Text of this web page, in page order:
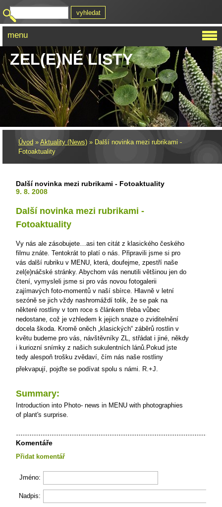
ZEL(E)NÉ LISTY
Úvod » Aktuality (News) » Další novinka mezi rubrikami -
Fotoaktuality
Další novinka mezi rubrikami - Fotoaktuality
9. 8. 2008
Další novinka mezi rubrikami -
Fotoaktuality
Vy nás ale zásobujete…asi ten citát z klasického českého
filmu znáte. Tentokrát to platí o nás. Připravili jsme si pro
vás další rubriku v MENU, která, doufejme, zpestří naše
zel(e)náčské stránky. Abychom vás nenutili většinou jen do
čtení, vymysleli jsme si pro vás novou fotogalerii
zajímavých foto-momentů v naší sbírce. Hlavně v letní
sezóně se jich vždy nashromáždí tolik, že se pak na
některé rostliny v tom roce s článkem třeba vůbec
nedostane, což je vzhledem k jejich snaze o zviditelnění
docela škoda. Kromě oněch „klasických“ záběrů rostlin v
květu budeme pro vás, návštěvníky ZL, střádat i jiné, někdy
i kuriozní snímky z našich sukulentních lánů.Pokud jste
tedy alespoň trošku zvědaví, čím nás naše rostliny
překvapují, pojďte se podívat spolu s námi. R.+J.
Summary:
Introduction into Photo- news in MENU with photographies
of plant's surprise.
Komentáře
Přidat komentář
Jméno:
Nadpis:
menu